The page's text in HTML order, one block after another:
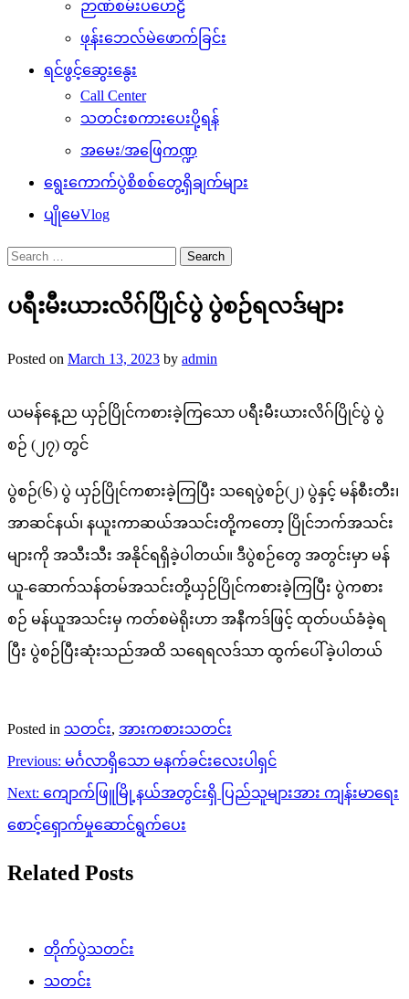
ဉာဏ်စမ်းပဟေဠိ
ဖုန်းဘေလ်မဲဖောက်ခြင်း
ရင်ဖွင့်ဆွေးနွေး
Call Center
သတင်းစကားပေးပို့ရန်
အမေး/အဖြေကဏ္ဍ
ရွေးကောက်ပွဲစိစစ်တွေ့ရှိချက်များ
ပျိုမေVlog
Search
for:
ပရီးမီးယားလိဂ်ပြိုင်ပွဲ ပွဲစဉ်ရလဒ်များ
Posted on March 13, 2023 by admin
ယမန်နေ့ည ယှဉ်ပြိုင်ကစားခဲ့ကြသော ပရီးမီးယားလိဂ်ပြိုင်ပွဲ ပွဲ
စဉ် (၂၇) တွင်
ပွဲစဉ်(၆) ပွဲ ယှဉ်ပြိုင်ကစားခဲ့ကြပြီး သရေပွဲစဉ်(၂) ပွဲနှင့် မန်စီးတီး၊
အာဆင်နယ်၊ နယူးကာဆယ်အသင်းတို့ကတော့ ပြိုင်ဘက်အသင်း
များကို အသီးသီး အနိုင်ရရှိခဲ့ပါတယ်။ ဒီပွဲစဉ်တွေ အတွင်းမှာ မန်
ယူ-ဆောက်သန်တမ်အသင်းတို့ယှဉ်ပြိုင်ကစားခဲ့ကြပြီး ပွဲကစား
စဉ် မန်ယူအသင်းမှ ကတ်စမဲရိုးဟာ အနီကဒ်ဖြင့် ထုတ်ပယ်ခံခဲ့ရ
ပြီး ပွဲစဉ်ပြီးဆုံးသည်အထိ သရေရလဒ်သာ ထွက်ပေါ်ခဲ့ပါတယ်
Posted in သတင်း, အားကစားသတင်း
Post
navigation
Previous: မင်္ဂလာရှိသော မနက်ခင်းလေးပါရှင်
Next: ကျောက်ဖြူမြို့နယ်အတွင်းရှိ ပြည်သူများအား ကျန်းမာရေး
စောင့်ရှောက်မှုဆောင်ရွက်ပေး
Related Posts
တိုက်ပွဲသတင်း
သတင်း